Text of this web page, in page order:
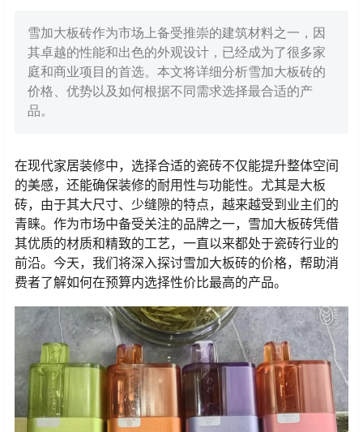
雪加大板砖作为市场上备受推崇的建筑材料之一，因
其卓越的性能和出色的外观设计，已经成为了很多家
庭和商业项目的首选。本文将详细分析雪加大板砖的
价格、优势以及如何根据不同需求选择最合适的产
品。
在现代家居装修中，选择合适的瓷砖不仅能提升整体空间
的美感，还能确保装修的耐用性与功能性。尤其是大板
砖，由于其大尺寸、少缝隙的特点，越来越受到业主们的
青睐。作为市场中备受关注的品牌之一，雪加大板砖凭借
其优质的材质和精致的工艺，一直以来都处于瓷砖行业的
前沿。今天，我们将深入探讨雪加大板砖的价格，帮助消
费者了解如何在预算内选择性价比最高的产品。